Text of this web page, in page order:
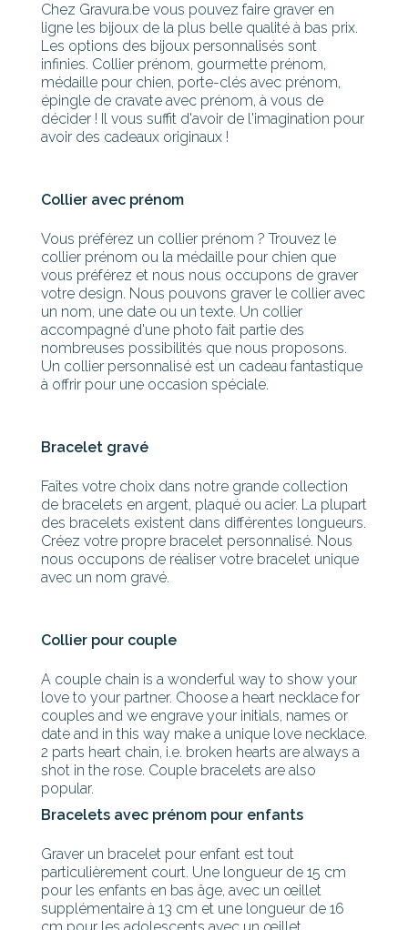
Chez Gravura.be vous pouvez faire graver en
ligne les bijoux de la plus belle qualité à bas prix.
Les options des bijoux personnalisés sont
infinies. Collier prénom, gourmette prénom,
médaille pour chien, porte-clés avec prénom,
épingle de cravate avec prénom, à vous de
décider ! Il vous suffit d'avoir de l'imagination pour
avoir des cadeaux originaux !
Collier avec prénom
Vous préférez un collier prénom ? Trouvez le
collier prénom ou la médaille pour chien que
vous préférez et nous nous occupons de graver
votre design. Nous pouvons graver le collier avec
un nom, une date ou un texte. Un collier
accompagné d'une photo fait partie des
nombreuses possibilités que nous proposons.
Un collier personnalisé est un cadeau fantastique
à offrir pour une occasion spéciale.
Bracelet gravé
Faîtes votre choix dans notre grande collection
de bracelets en argent, plaqué ou acier. La plupart
des bracelets existent dans différentes longueurs.
Créez votre propre bracelet personnalisé. Nous
nous occupons de réaliser votre bracelet unique
avec un nom gravé.
Collier pour couple
A couple chain is a wonderful way to show your
love to your partner. Choose a heart necklace for
couples and we engrave your initials, names or
date and in this way make a unique love necklace.
2 parts heart chain, i.e. broken hearts are always a
shot in the rose. Couple bracelets are also
popular.
Bracelets avec prénom pour enfants
Graver un bracelet pour enfant est tout
particulièrement court. Une longueur de 15 cm
pour les enfants en bas âge, avec un œillet
supplémentaire à 13 cm et une longueur de 16